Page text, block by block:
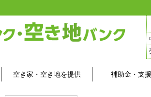
空き家・空き地を提供 補助金・支